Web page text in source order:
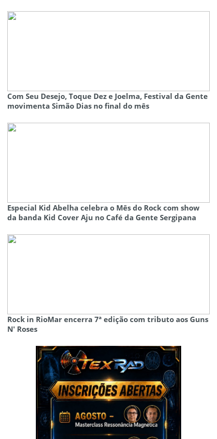
Com Seu Desejo, Toque Dez e Joelma, Festival da Gente
movimenta Simão Dias no final do mês
Especial Kid Abelha celebra o Mês do Rock com show
da banda Kid Cover Aju no Café da Gente Sergipana
Rock in RioMar encerra 7ª edição com tributo aos Guns
N' Roses